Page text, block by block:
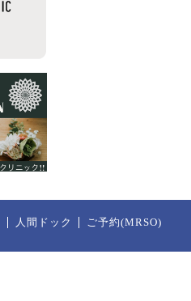
人間ドック ご予約(MRSO)